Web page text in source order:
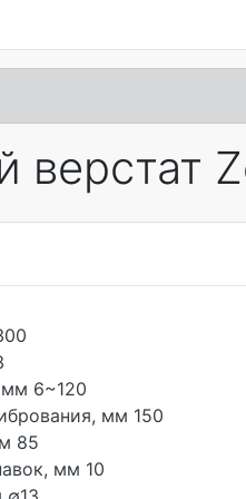
верстат
6~120
мм 150
85
мм 10